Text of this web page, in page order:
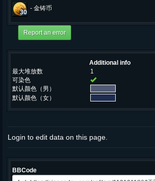
30
- 金铸币
Additional info
最大堆放数
1
可染色
默认颜色（男）
默认颜色（女）
Login to edit data on this page.
BBCode